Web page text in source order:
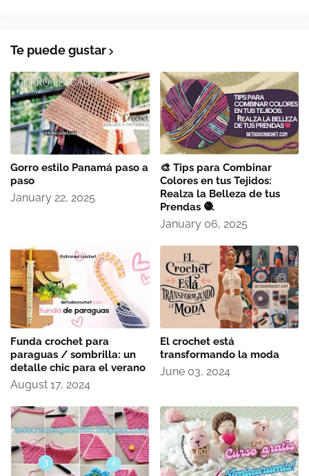
Te puede gustar
Gorro estilo Panamá paso a
paso
January 22, 2025
🎨 Tips para Combinar
Colores en tus Tejidos:
Realza la Belleza de tus
Prendas 🧶
January 06, 2025
Funda crochet para
paraguas / sombrilla: un
detalle chic para el verano
August 17, 2024
El crochet está
transformando la moda
June 03, 2024